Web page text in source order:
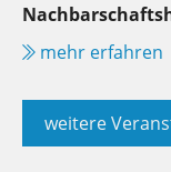
mehr erfahren
weitere